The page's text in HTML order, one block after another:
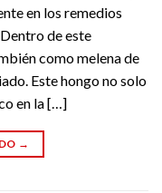
en los remedios
de este
como melena de
Este hongo no solo
en la […]
→